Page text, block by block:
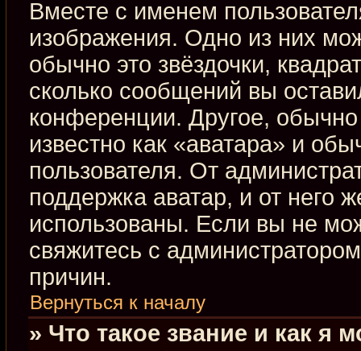
Вместе с именем
изображения. Одно из них
обычно это звёздочки,
сколько сообщений вы
конференции. Другое,
известно как «аватара» и
пользователя. От
поддержка аватар, и от него
использованы. Если вы не
свяжитесь с
причин.
Вернуться к началу
» Что такое звание и как я